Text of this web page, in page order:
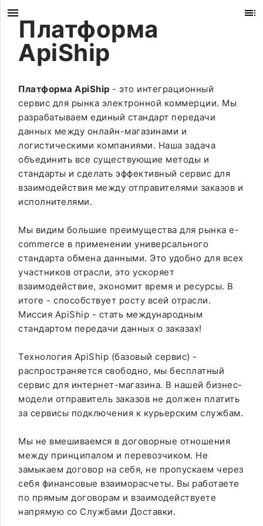
Платформа
ApiShip
Платформа ApiShip - это интеграционный
сервис для рынка электронной коммерции. Мы
разрабатываем единый стандарт передачи
данных между онлайн-магазинами и
логистическими компаниями. Наша задача
объединить все существующие методы и
стандарты и сделать эффективный сервис для
взаимодействия между отправителями заказов и
исполнителями.
Мы видим большие преимущества для рынка e-
commerce в применении универсального
стандарта обмена данными. Это удобно для всех
участников отрасли, это ускоряет
взаимодействие, экономит время и ресурсы. В
итоге - способствует росту всей отрасли.
Миссия ApiShip - стать международным
стандартом передачи данных о заказах!
Технология ApiShip (базовый сервис) -
распространяется свободно, мы бесплатный
сервис для интернет-магазина. В нашей бизнес-
модели отправитель заказов не должен платить
за сервисы подключения к курьерским службам.
Мы не вмешиваемся в договорные отношения
между принципалом и перевозчиком. Не
замыкаем договор на себя, не пропускаем через
себя финансовые взаиморасчеты. Вы работаете
по прямым договорам и взаимодействуете
напрямую со Службами Доставки.